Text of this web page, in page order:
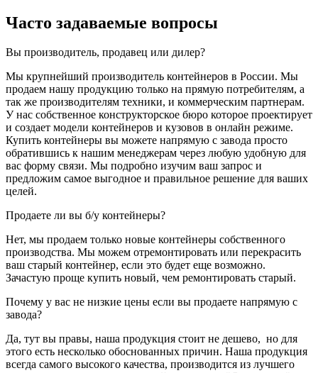
Часто задаваемые вопросы
Вы производитель, продавец или дилер?
Мы крупнейший производитель контейнеров в России. Мы
продаем нашу продукцию только на прямую потребителям, а
так же производителям техники, и коммерческим партнерам.
У нас собственное конструкторское бюро которое проектирует
и создает модели контейнеров и кузовов в онлайн режиме.
Купить контейнеры вы можете напрямую с завода просто
обратившись к нашим менеджерам через любую удобную для
вас форму связи. Мы подробно изучим ваш запрос и
предложим самое выгодное и правильное решение для ваших
целей.
Продаете ли вы б/у контейнеры?
Нет, мы продаем только новые контейнеры собственного
производства. Мы можем отремонтировать или перекрасить
ваш старый контейнер, если это будет еще возможно.
Зачастую проще купить новый, чем ремонтировать старый.
Почему у вас не низкие цены если вы продаете напрямую с
завода?
Да, тут вы правы, наша продукция стоит не дешево, но для
этого есть несколько обоснованных причин. Наша продукция
всегда самого высокого качества, производится из лучшего